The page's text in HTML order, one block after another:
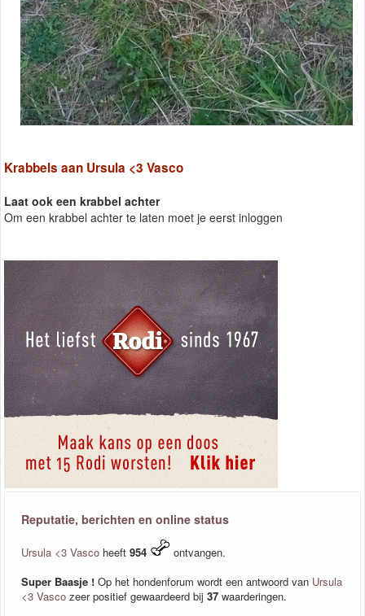
Krabbels aan Ursula <3 Vasco
Laat ook een krabbel achter
Om een krabbel achter te laten moet je eerst inloggen
Reputatie, berichten en online status
Ursula <3 Vasco heeft 954
ontvangen.
Super Baasje ! Op het hondenforum wordt een antwoord van Ursula
<3 Vasco zeer positief gewaardeerd bij 37 waarderingen.